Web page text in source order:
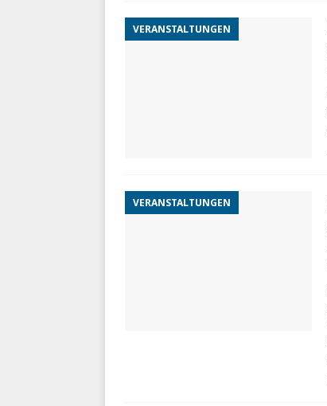
VERANSTALTUNGEN
VERANSTALTUNGEN